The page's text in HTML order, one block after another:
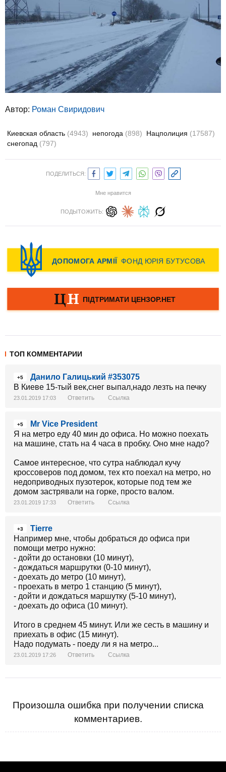
Автор: Роман Свиридович
Киевская область (4943) непогода (898) Нацполиция (17587)
снегопад (797)
ПОДЕЛИТЬСЯ:
Мне нравится
ПОДЫТОЖИТЬ:
ТОП КОММЕНТАРИИ
+5
Данило Галицький #353075
В Киеве 15-тый век,снег выпал,надо лезть на печку
23.01.2019 17:03 Ответить Ссылка
+5
Mr Vice President
Я на метро еду 40 мин до офиса. Но можно поехать
на машине, стать на 4 часа в пробку. Оно мне надо?
Самое интересное, что сутра наблюдал кучу
кроссоверов под домом, тех кто поехал на метро, но
недоприводных пузотерок, которые под тем же
домом застрявали на горке, просто валом.
23.01.2019 17:33 Ответить Ссылка
+3
Tierre
Например мне, чтобы добраться до офиса при
помощи метро нужно:
- дойти до остановки (10 минут),
- дождаться маршрутки (0-10 минут),
- доехать до метро (10 минут),
- проехать в метро 1 станцию (5 минут),
- дойти и дождаться маршутку (5-10 минут),
- доехать до офиса (10 минут).
Итого в среднем 45 минут. Или же сесть в машину и
приехать в офис (15 минут).
Надо подумать - поеду ли я на метро...
23.01.2019 17:26 Ответить Ссылка
Произошла ошибка при получении списка
комментариев.